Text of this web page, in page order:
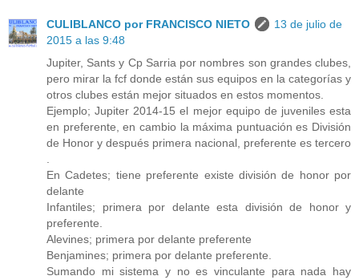
CULIBLANCO por FRANCISCO NIETO
13 de julio de
2015 a las 9:48
Jupiter, Sants y Cp Sarria por nombres son grandes clubes,
pero mirar la fcf donde están sus equipos en la categorías y
otros clubes están mejor situados en estos momentos.
Ejemplo; Jupiter 2014-15 el mejor equipo de juveniles esta
en preferente, en cambio la máxima puntuación es División
de Honor y después primera nacional, preferente es tercero
.
En Cadetes; tiene preferente existe división de honor por
delante
Infantiles; primera por delante esta división de honor y
preferente.
Alevines; primera por delante preferente
Benjamines; primera por delante preferente.
Sumando mi sistema y no es vinculante para nada hay